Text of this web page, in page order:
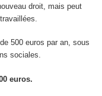
droit, mais peut
500 euros par an, sous
sociales.
euros.